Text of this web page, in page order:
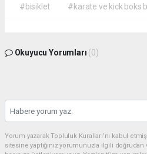
#bisiklet
#karate ve kick boks
Okuyucu Yorumları (0)
Yorum yazarak Topluluk Kuralları’nı kabul
sitesine yaptığınız yorumunuzla ilgili